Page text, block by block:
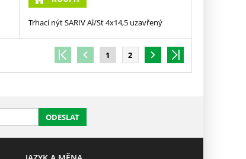
Trhací nýt SARIV Al/St 4x14,5 uzavřený
1 2
ODESLAT